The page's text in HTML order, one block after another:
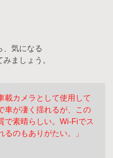
、気になる
ましょう。
カメラとして使用して
車が凄く揺れるが、この
で素晴らしい。Wi-Fiでス
のもありがたい。」